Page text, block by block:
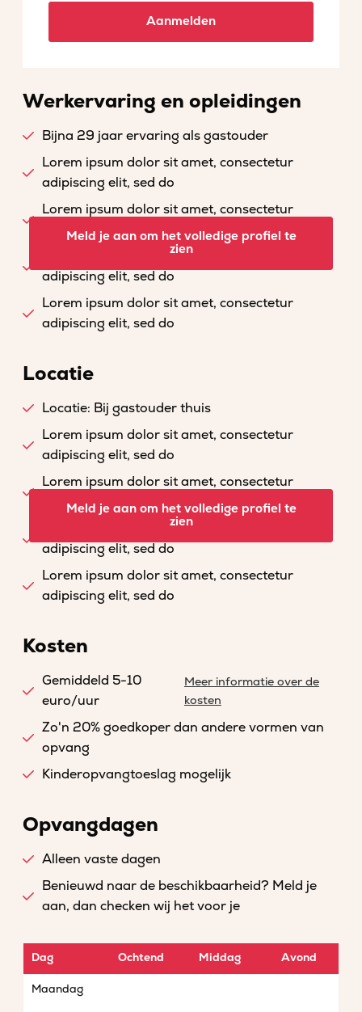
Aanmelden
Werkervaring en opleidingen
Bijna 29 jaar ervaring als gastouder
Lorem ipsum dolor sit amet, consectetur
adipiscing elit, sed do
Lorem ipsum dolor sit amet, consectetur
adipiscing elit, sed do
Lorem ipsum dolor sit amet, consectetur
adipiscing elit, sed do
Lorem ipsum dolor sit amet, consectetur
adipiscing elit, sed do
Meld je aan om het volledige profiel te
zien
Locatie
Locatie: Bij gastouder thuis
Lorem ipsum dolor sit amet, consectetur
adipiscing elit, sed do
Lorem ipsum dolor sit amet, consectetur
adipiscing elit, sed do
Lorem ipsum dolor sit amet, consectetur
adipiscing elit, sed do
Lorem ipsum dolor sit amet, consectetur
adipiscing elit, sed do
Meld je aan om het volledige profiel te
zien
Kosten
Gemiddeld 5-10
euro/uur
Meer informatie over de
kosten
Zo'n 20% goedkoper dan andere vormen van
opvang
Kinderopvangtoeslag mogelijk
Opvangdagen
Alleen vaste dagen
Benieuwd naar de beschikbaarheid? Meld je
aan, dan checken wij het voor je
Dag Ochtend Middag Avond
Maandag